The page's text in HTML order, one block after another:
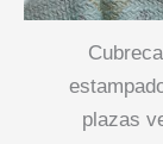
cubrecama
plazas